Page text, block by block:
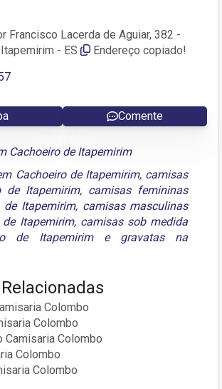
Francisco Lacerda de Aguiar, 382 -
- ES
Endereço copiado!
Comente
Cachoeiro de Itapemirim
Cachoeiro de Itapemirim, camisas
de Itapemirim, camisas femininas
de Itapemirim, camisas masculinas
de Itapemirim, camisas sob medida
de Itapemirime gravatas na
Colombo
Colombo
Camisaria Colombo
Colombo
Colombo